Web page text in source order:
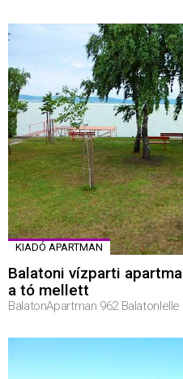
KIADÓ APARTMAN
Balatoni vízparti
a tó mellett
BalatonApartman 962 Balatonlelle